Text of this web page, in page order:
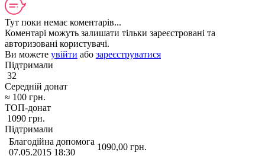
Тут поки немає коментарів...
Коментарі можуть залишати тільки зареєстровані та
авторизовані користувачі.
Ви можете увійти або зареєструватися
Підтримали
32
Середній донат
≈ 100 грн.
ТОП-донат
1090 грн.
Підтримали
Благодійна допомога
07.05.2015 18:30
1090,00 грн.